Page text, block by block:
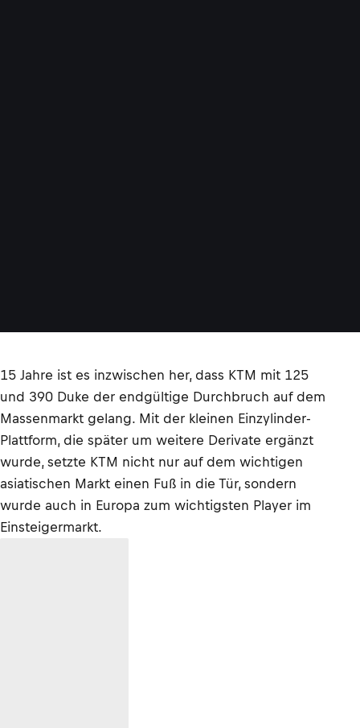
15 Jahre ist es inzwischen her, dass KTM mit 125
und 390 Duke der endgültige Durchbruch auf dem
Massenmarkt gelang. Mit der kleinen Einzylinder-
Plattform, die später um weitere Derivate ergänzt
wurde, setzte KTM nicht nur auf dem wichtigen
asiatischen Markt einen Fuß in die Tür, sondern
wurde auch in Europa zum wichtigsten Player im
Einsteigermarkt.